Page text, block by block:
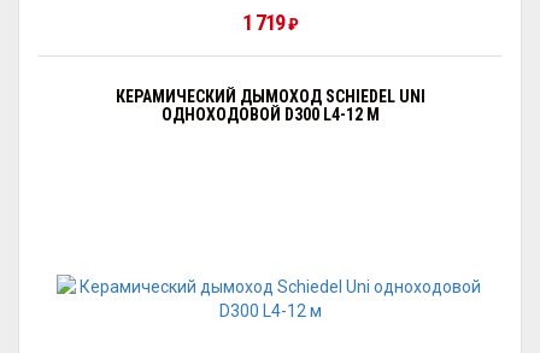
1 719₽
КЕРАМИЧЕСКИЙ ДЫМОХОД SCHIEDEL UNI
ОДНОХОДОВОЙ D300 L4-12 М